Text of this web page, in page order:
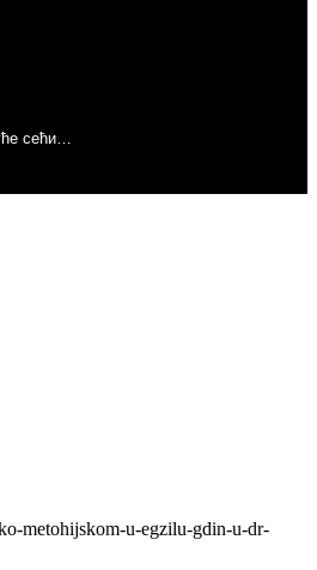
сећи…
metohijskom-u-egzilu-gdin-u-dr-